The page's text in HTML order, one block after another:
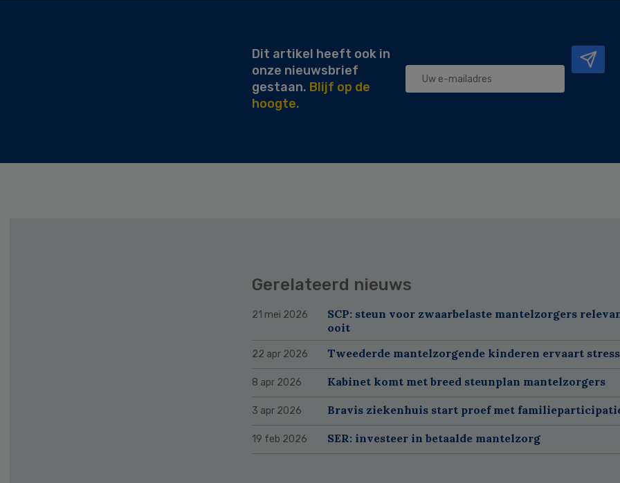
Dit artikel heeft ook in
onze nieuwsbrief
gestaan. Blijf op de
hoogte.
Gerelateerd nieuws
21 mei 2026
SCP: steun voor zwaarbelaste mantelzorgers
ooit
22 apr 2026 Tweederde mantelzorgende kinderen ervaart stress
8 apr 2026 Kabinet komt met breed steunplan mantelzorgers
3 apr 2026 Bravis ziekenhuis start proef met
19 feb 2026 SER: investeer in betaalde mantelzorg